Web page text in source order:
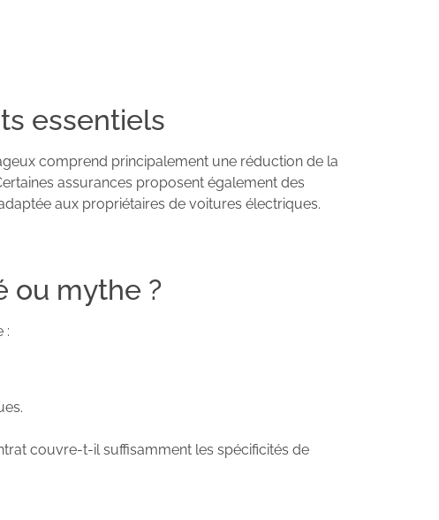
essentiels
comprend principalement une réduction de la
assurances proposent également des
aux propriétaires de voitures électriques.
ou mythe ?
:
couvre-t-il suffisamment les spécificités de